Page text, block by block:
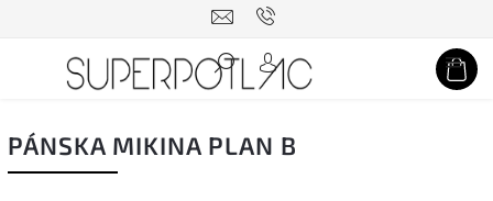
Hľadať
PÁNSKA MIKINA PLAN B